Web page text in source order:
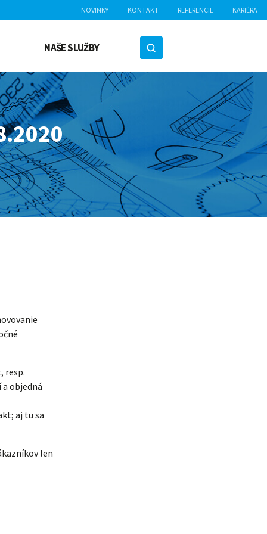
NOVINKY KONTAKT REFERENCIE KARIÉRA
NAŠE SLUŽBY
resp.
objedná
aj tu sa
len